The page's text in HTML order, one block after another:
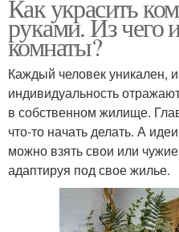
Как украсить
руками. Из чего
комнаты?
Каждый человек уникален,
индивидуальность
в собственном жилище.
что-то начать делать. А
можно взять свои или
адаптируя под свое жилье.